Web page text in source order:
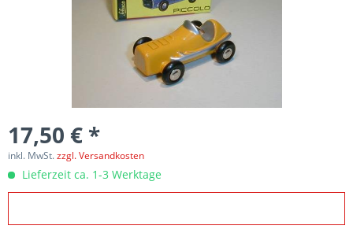
17,50 € *
inkl. MwSt.zzgl. Versandkosten
Lieferzeit ca. 1-3 Werktage